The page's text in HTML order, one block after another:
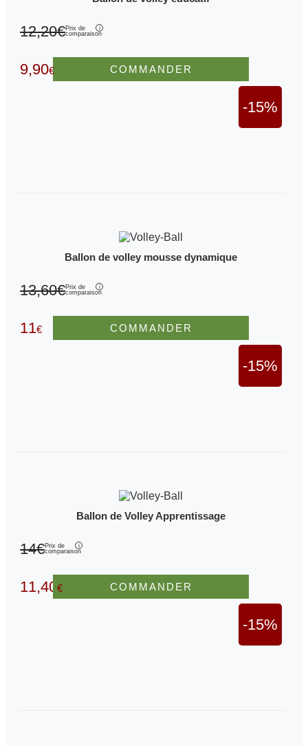
12,20€Prix de
comparaison
9,90€
-15%
COMMANDER
Ballon de volley mousse dynamique
13,60€Prix de
comparaison
11€
-15%
COMMANDER
Ballon de Volley Apprentissage
14€Prix de
comparaison
11,40€
-15%
COMMANDER